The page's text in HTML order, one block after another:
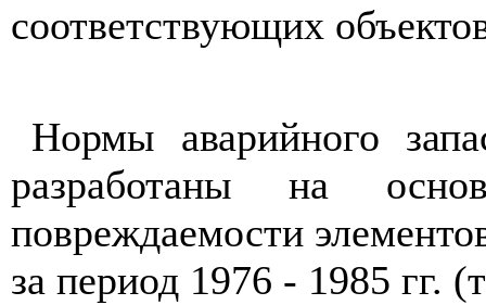
соответствующих
Нормы аварийного
разработаны на ос
повреждаемости
за период 1976 - 1985 гг.